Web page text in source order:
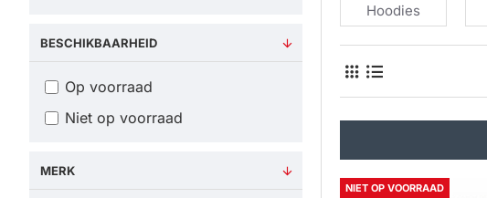
BESCHIKBAARHEID
Op voorraad
Niet op voorraad
MERK
Hoodies
NIET OP VOORRAAD